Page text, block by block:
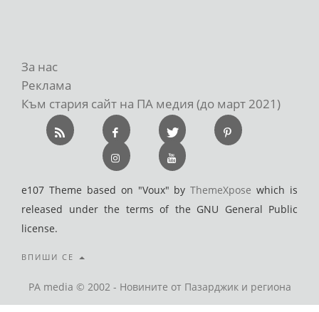
За нас
Реклама
Към стария сайт на ПА медия (до март 2021)
e107 Theme based on "Voux" byThemeXpose which is
released under the terms of the GNU General Public
license.
ВПИШИ СЕ
PA media © 2002 - Новините от Пазарджик и региона